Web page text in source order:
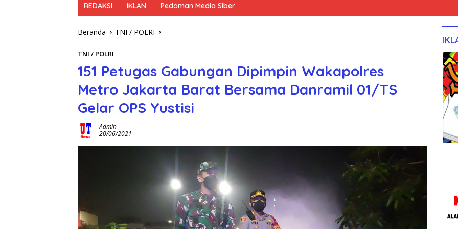
REDAKSI IKLAN Pedoman Media Siber
Beranda TNI / POLRI
TNI / POLRI
151 Petugas Gabungan Dipimpin Wakapolres
Metro Jakarta Barat Bersama Danramil 01/TS
Gelar OPS Yustisi
Admin
20/06/2021